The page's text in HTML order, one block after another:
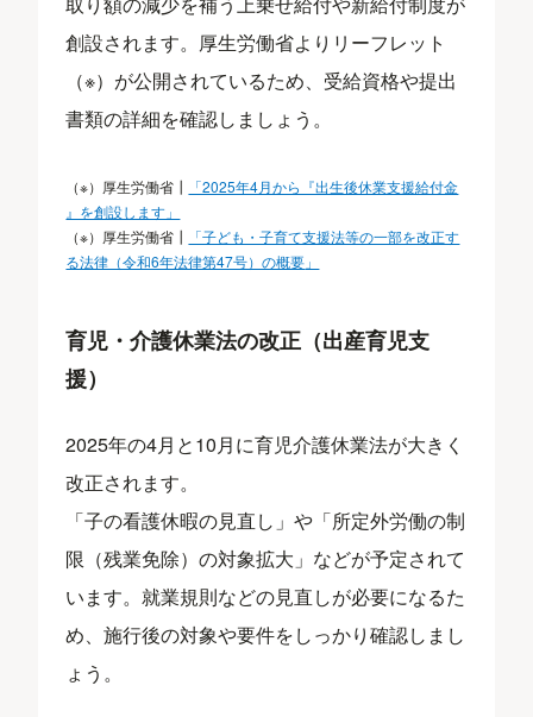
創設されます。厚生労働省よりリーフレット
（※）が公開されているため、受給資格や提出
書類の詳細を確認しましょう。
（※）厚生労働省┃
「2025年4月から『出生後休業支援給付金
』を創設します」
（※）厚生労働省┃
「子ども・子育て支援法等の一部を改正す
る法律（令和6年法律第47号）の概要 」
育児・介護休業法の改正（出産育児支
援）
2025年の4月と10月に育児介護休業法が大きく
改正されます。
「子の看護休暇の見直し」や「所定外労働の制
限（残業免除）の対象拡大」などが予定されて
います。就業規則などの見直しが必要になるた
め、施行後の対象や要件をしっかり確認しまし
ょう。